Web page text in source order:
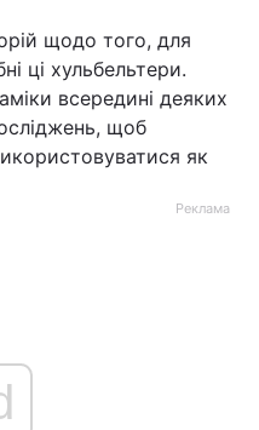
щодо того, для
ці хульбельтери.
всередині деяких
щоб
як
Реклама